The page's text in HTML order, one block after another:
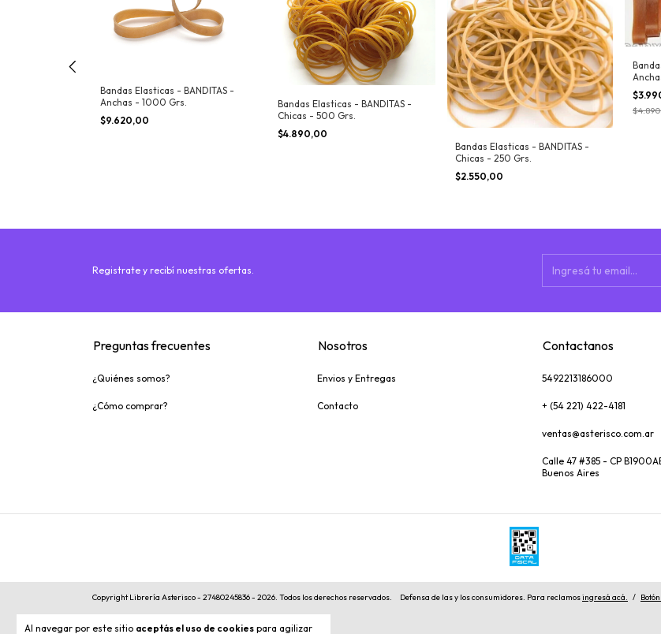
Al navegar por este sitio aceptás el uso de cookies para agilizar
Bandas Elasticas - BANDITAS -
Anchas - 1000 Grs.
$9.620,00
Bandas Elasticas - BANDITAS -
Chicas - 500 Grs.
$4.890,00
Bandas Elasticas - BANDITAS -
Chicas - 250 Grs.
$2.550,00
Registrate y recibí nuestras ofertas.
Preguntas frecuentes
¿Quiénes somos?
¿Cómo comprar?
Nosotros
Envios y Entregas
Contacto
Contactanos
5492213186000
+ (54 221) 422-4181
ventas@asterisco.com.ar
Calle 47 #385 - CP
Buenos Aires
Copyright Librería Asterisco - 27480245836 - 2026. Todos los derechos reservados. Defensa de las y los consumidores. Para reclamosingresá acá. /